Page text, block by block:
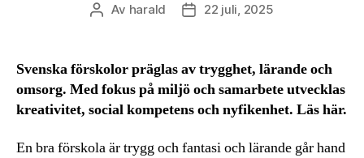
Inläggsförfattare
Av harald Inläggsdatum
22 juli, 2025
Svenska förskolor präglas av trygghet, lärande och
omsorg. Med fokus på miljö och samarbete utvecklas
kreativitet, social kompetens och nyfikenhet. Läs här.
En bra förskola är trygg och fantasi och lärande går hand